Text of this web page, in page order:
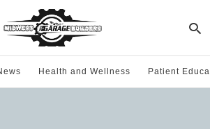
Health and Wellness Patient